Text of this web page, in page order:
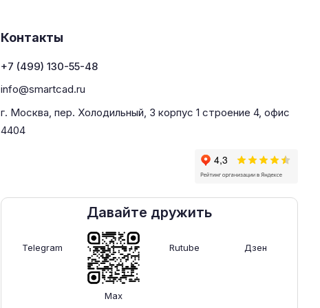
Контакты
+7 (499) 130-55-48
info@smartcad.ru
г. Москва, пер. Холодильный, 3 корпус 1 строение 4, офис
4404
Давайте дружить
Telegram
Max
Rutube Дзен